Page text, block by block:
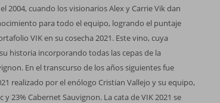
2004, cuando los visionarios Alex y Carrie Vik dan
para todo el equipo, logrando el puntaje
VIK en su cosecha 2021. Este vino, cuya
historia incorporando todas las cepas de la
En el transcurso de los años siguientes fue
realizado por el enólogo Cristian Vallejo y su equipo,
23% Cabernet Sauvignon. La cata de VIK 2021 se